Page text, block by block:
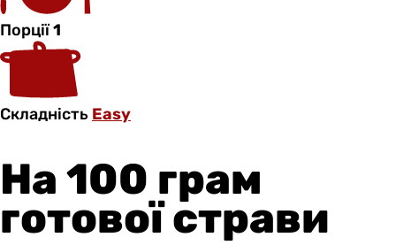
Порції1
Складність Easy
На 100 грам
готової страви